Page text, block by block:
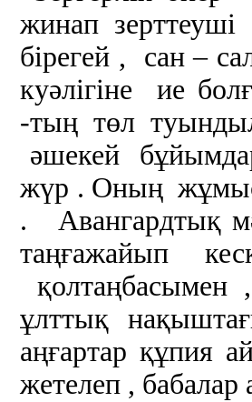
жинап
бірегей , сан –
куәлігіне ие
-тың төл
әшекей
жүр . Оның
. Авангардтық
таңғажайып
ұлттық
аңғартар құпия
жетелеп ,